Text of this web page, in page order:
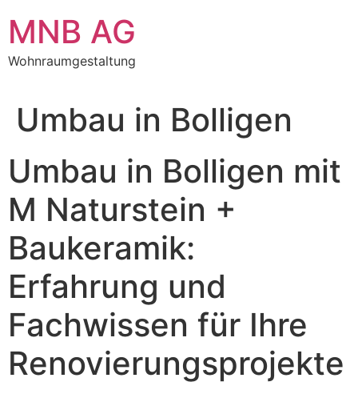
Inhalt
springen
MNB AG
Wohnraumgestaltung
Umbau in Bolligen
Umbau in Bolligen mit
M Naturstein +
Baukeramik:
Erfahrung und
Fachwissen für Ihre
Renovierungsprojekte